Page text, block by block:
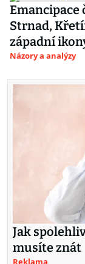
Emancipace
Strnad,
západní
Názory a analýzy
Jak
musíte znát
Reklama